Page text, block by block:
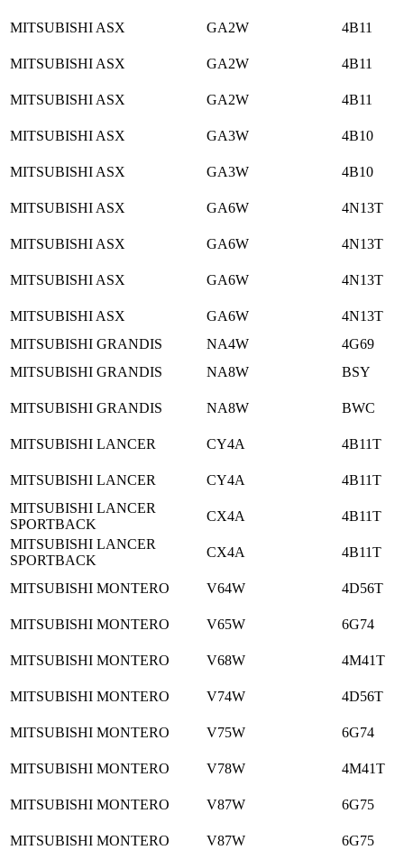
MITSUBISHI ASX GA2W 4B11
MITSUBISHI ASX GA2W 4B11
MITSUBISHI ASX GA2W 4B11
MITSUBISHI ASX GA3W 4B10
MITSUBISHI ASX GA3W 4B10
MITSUBISHI ASX GA6W 4N13T
MITSUBISHI ASX GA6W 4N13T
MITSUBISHI ASX GA6W 4N13T
MITSUBISHI ASX GA6W
4N13T
MITSUBISHI GRANDIS
NA4W
4G69
MITSUBISHI GRANDIS
NA8W BSY
MITSUBISHI GRANDIS NA8W BWC
MITSUBISHI LANCER CY4A 4B11T
MITSUBISHI LANCER CY4A
4B11T
MITSUBISHI LANCER
SPORTBACK
CX4A
4B11T
MITSUBISHI LANCER
SPORTBACK
CX4A 4B11T
MITSUBISHI MONTERO V64W 4D56T
MITSUBISHI MONTERO V65W 6G74
MITSUBISHI MONTERO V68W 4M41T
MITSUBISHI MONTERO V74W 4D56T
MITSUBISHI MONTERO V75W 6G74
MITSUBISHI MONTERO V78W 4M41T
MITSUBISHI MONTERO V87W 6G75
MITSUBISHI MONTERO V87W 6G75